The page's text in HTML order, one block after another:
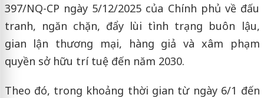
397/NQ-CP ngày 5/12/2025 của Chính phủ về đấu
tranh, ngăn chặn, đẩy lùi tình trạng buôn lậu,
gian lận thương mại, hàng giả và xâm phạm
quyền sở hữu trí tuệ đến năm 2030.
Theo đó, trong khoảng thời gian từ ngày 6/1 đến